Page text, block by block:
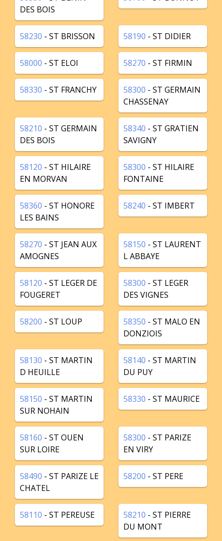
DES BOIS
58230 - ST BRISSON 58190 - ST DIDIER
58000 - ST ELOI 58270 - ST FIRMIN
58330 - ST FRANCHY 58300 - ST GERMAIN
CHASSENAY
58210 - ST GERMAIN
DES BOIS
58340 - ST GRATIEN
SAVIGNY
58120 - ST HILAIRE
EN MORVAN
58300 - ST HILAIRE
FONTAINE
58360 - ST HONORE
LES BAINS
58240 - ST IMBERT
58270 - ST JEAN AUX
AMOGNES
58150 - ST LAURENT
L ABBAYE
58120 - ST LEGER DE
FOUGERET
58300 - ST LEGER
DES VIGNES
58200 - ST LOUP 58350 - ST MALO EN
DONZIOIS
58130 - ST MARTIN
D HEUILLE
58140 - ST MARTIN
DU PUY
58150 - ST MARTIN
SUR NOHAIN
58330 - ST MAURICE
58160 - ST OUEN
SUR LOIRE
58300 - ST PARIZE
EN VIRY
58490 - ST PARIZE LE
CHATEL
58200 - ST PERE
58110 - ST PEREUSE 58210 - ST PIERRE
DU MONT